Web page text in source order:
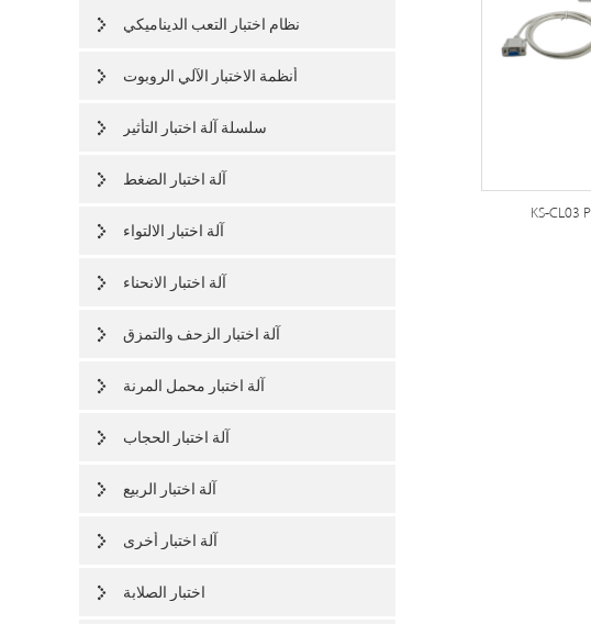
نظام اختبار التعب الديناميكي
أنظمة الاختبار الآلي الروبوت
سلسلة آلة اختبار التأثير
آلة اختبار الضغط
آلة اختبار الالتواء
آلة اختبار الانحناء
آلة اختبار الزحف والتمزق
آلة اختبار محمل المرنة
آلة اختبار الحجاب
آلة اختبار الربيع
آلة اختبار أخرى
اختبار الصلابة
KS-CL03